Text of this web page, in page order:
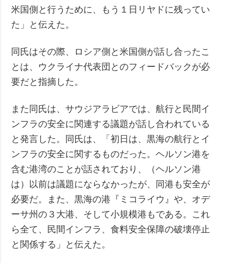
米国側と行うために、もう１日リヤドに残ってい
た」と伝えた。
同氏はその際、ロシア側と米国側が話し合ったこ
とは、ウクライナ代表団とのフィードバックが必
要だと指摘した。
また同氏は、サウジアラビアでは、航行と民間イ
ンフラの安全に関連する議題が話し合われている
と発言した。同氏は、「初日は、黒海の航行とイ
ンフラの安全に関するものだった。ヘルソン港を
含む港湾のことが話されており、（ヘルソン港
は）以前は議題にならなかったが、同港も安全が
必要だ。また、黒海の港『ミコライウ』や、オデ
ーサ州の３大港、そして小規模港もである。これ
ら全て、民間インフラ、食料安全保障の破壊停止
と関係する」と伝えた。